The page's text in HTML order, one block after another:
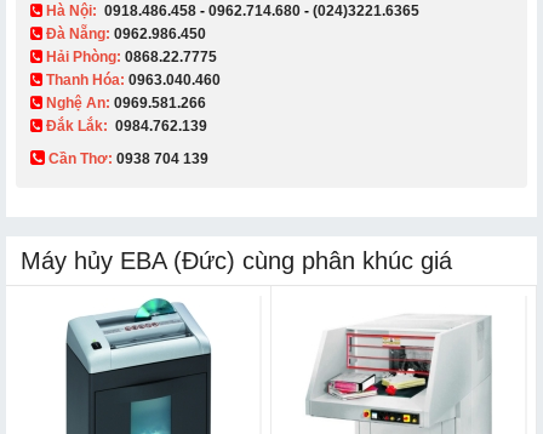
Hà Nội: 0918.486.458 - 0962.714.680 - (024)3221.6365
Đà Nẵng: 0962.986.450
Hải Phòng: 0868.22.7775
Thanh Hóa: 0963.040.460
Nghệ An: 0969.581.266
Đắk Lắk: 0984.762.139
Cần Thơ: 0938 704 139​
Máy hủy EBA (Đức) cùng phân khúc giá